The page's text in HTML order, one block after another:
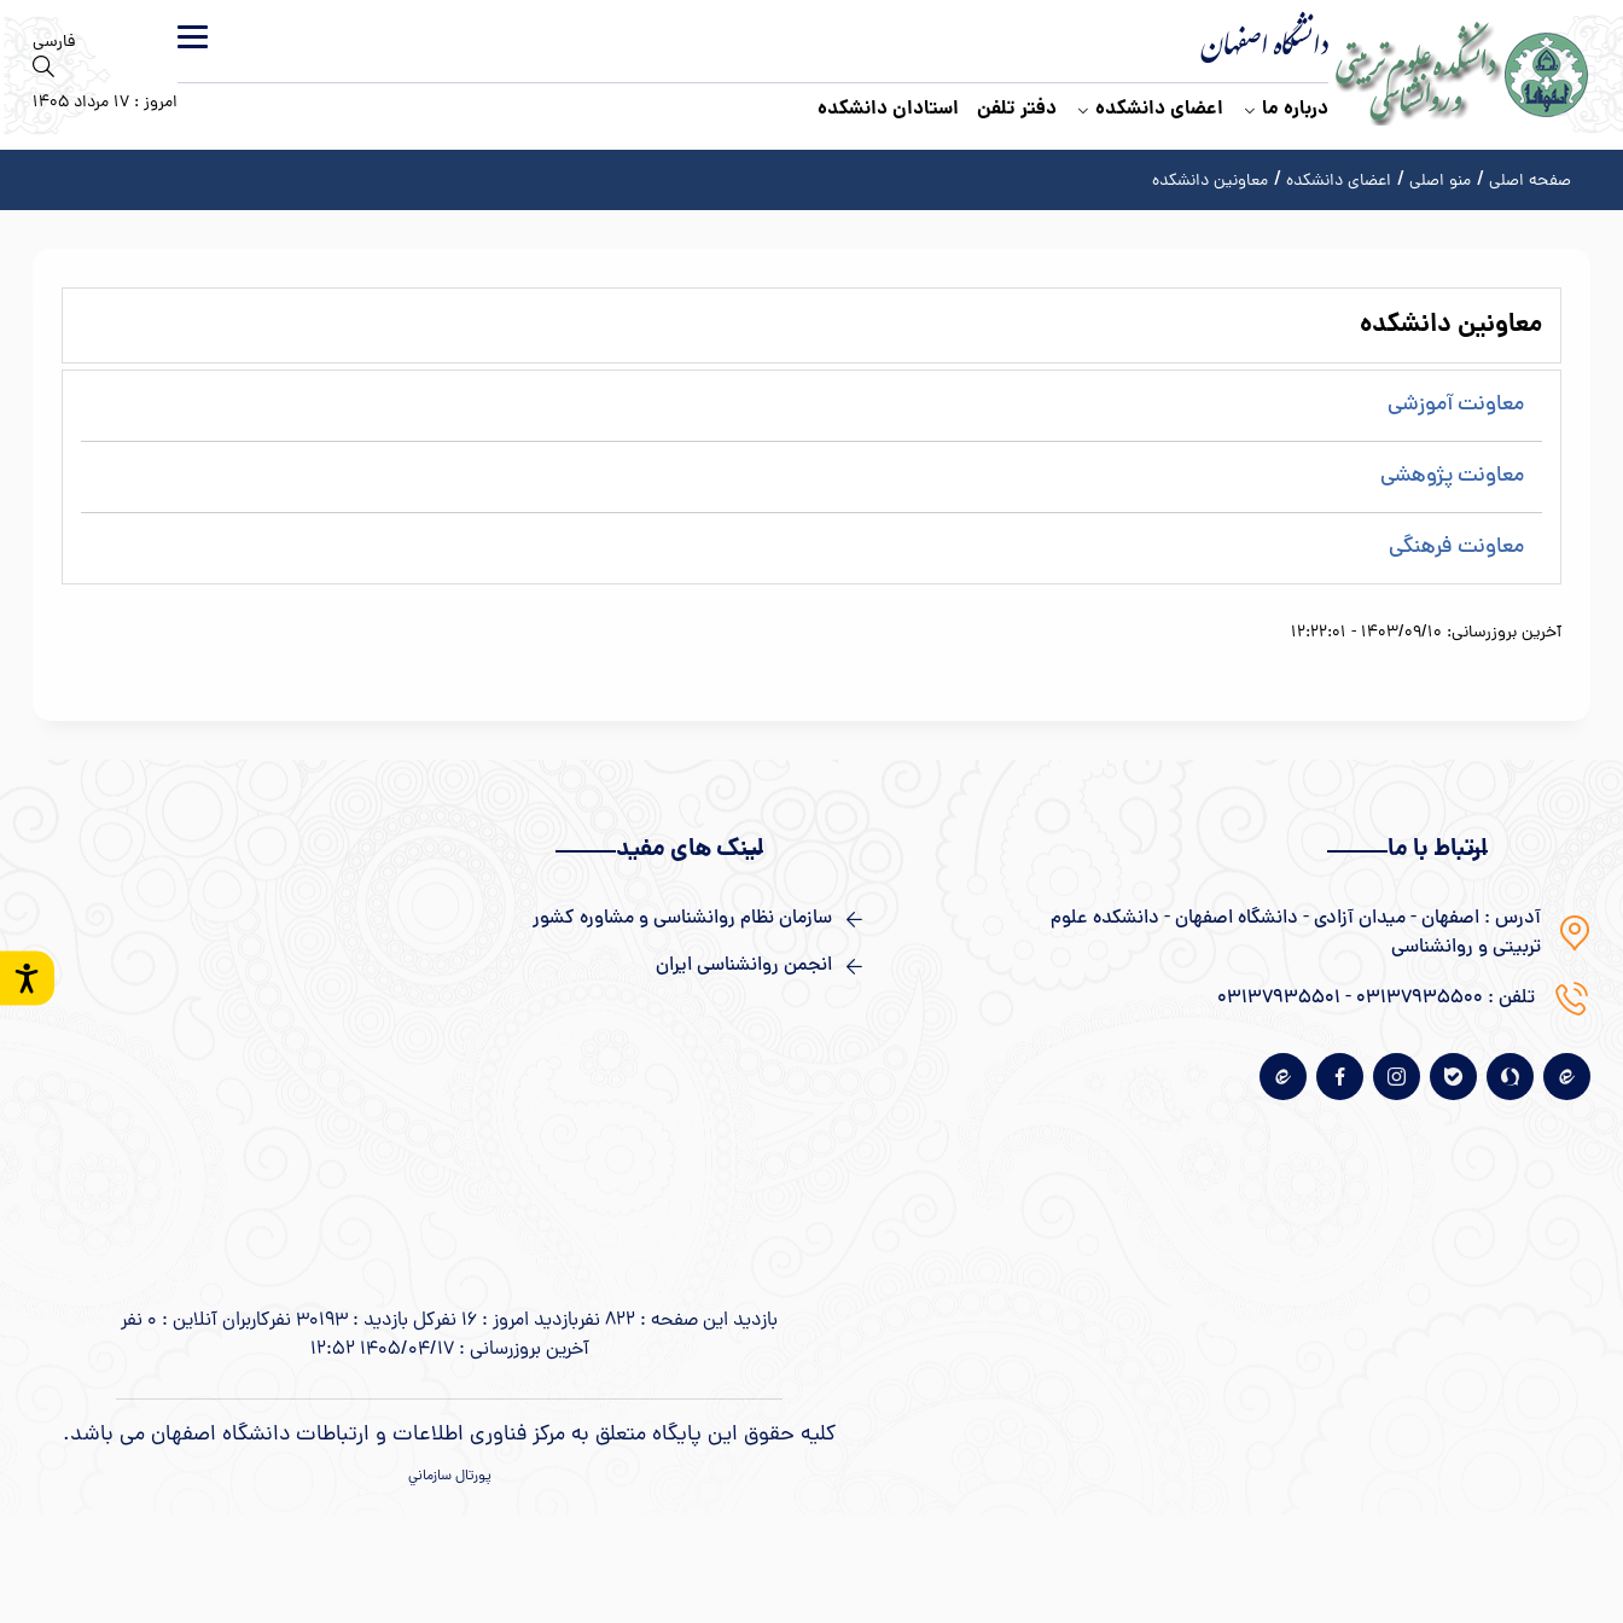
دانشگاه اصفهان
درباره ما اعضای دانشکده دفتر تلفن استادان دانشکده
فارسی
امروز : 17 مرداد 1405
صفحه اصلی منو اصلی اعضای دانشکده معاونین دانشکده
معاونین دانشکده
معاونت آموزشی
معاونت پژوهشی
معاونت فرهنگی
آخرین بروزرسانی: 1403/09/10 - 12:22:01
ارتباط با ما
آدرس : اصفهان - میدان آزادی - دانشگاه اصفهان - دانشکده علوم
تربیتی و روانشناسی
تلفن : 03137935500 - 03137935501
لینک های مفید
سازمان نظام روانشناسی و مشاوره کشور
انجمن روانشناسی ایران
بازدید این صفحه : 822 نفر بازدید امروز : 16 نفر کل بازدید : 30193 نفر
کاربران آنلاین : 0 نفر
آخرین بروزرسانی : 1405/04/17 12:52
کلیه حقوق این پایگاه متعلق به مرکز فناوری اطلاعات و ارتباطات دانشگاه اصفهان می باشد.
پورتال سازماني